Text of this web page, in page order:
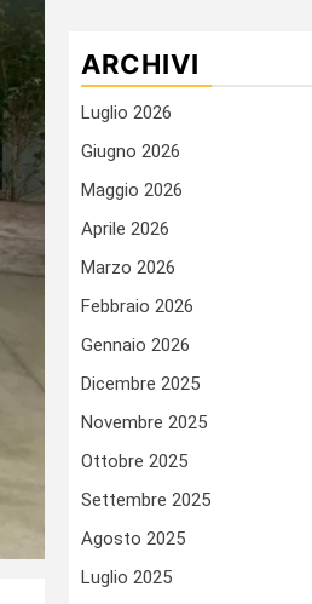
ARCHIVI
Luglio 2026
Giugno 2026
Maggio 2026
Aprile 2026
Marzo 2026
Febbraio 2026
Gennaio 2026
Dicembre 2025
Novembre 2025
Ottobre 2025
Settembre 2025
Agosto 2025
Luglio 2025